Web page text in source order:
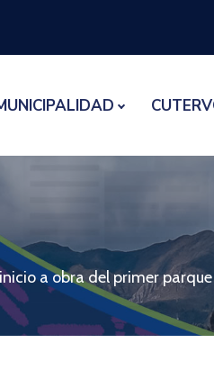
a obra del primer